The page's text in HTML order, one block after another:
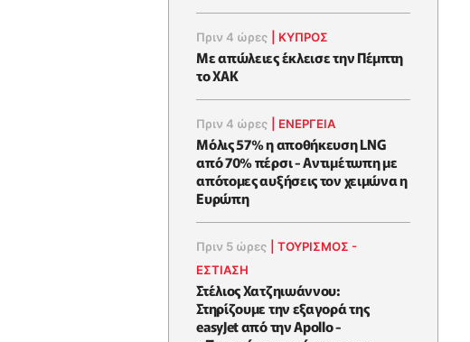
Πριν 4 ώρες ΚΥΠΡΟΣ
Με απώλειες έκλεισε την Πέμπτη
το ΧΑΚ
Πριν 4 ώρες ΕΝΈΡΓΕΙΑ
Μόλις 57% η αποθήκευση LNG
από 70% πέρσι - Αντιμέτωπη με
απότομες αυξήσεις τον χειμώνα η
Ευρώπη
Πριν 5 ώρες |ΤΟΥΡΙΣΜΟΣ -
ΕΣΤΙΑΣΗ
Στέλιος Χατζηιωάννου:
Στηρίζουμε την εξαγορά της
easyJet από την Apollo -